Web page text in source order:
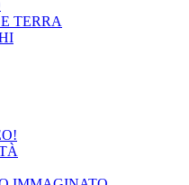
TERRA